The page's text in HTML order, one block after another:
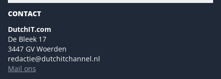
Magazines
Marketingmogelijkheden 2026
Eventmogelijkheden 2026
Advertising opportunities 2026 ENG
Event opportunities 2026 ENG
NL Digital
CONTACT
DutchIT.com
De Bleek 17
3447 GV Woerden
redactie@dutchitchannel.nl
Mail ons